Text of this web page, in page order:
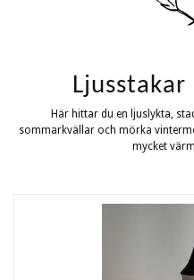
Här hittar du en ljuslykta,
sommarkvällar och mörka
mycket